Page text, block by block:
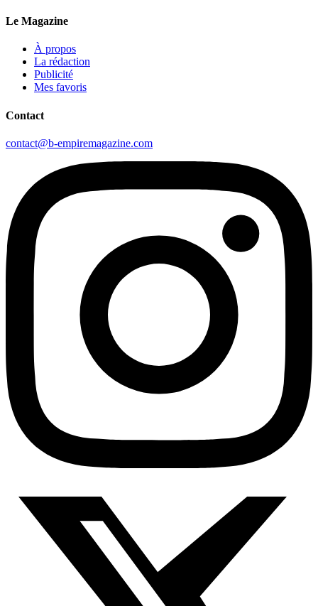
Le Magazine
À propos
La rédaction
Publicité
Mes favoris
Contact
contact@b-empiremagazine.com